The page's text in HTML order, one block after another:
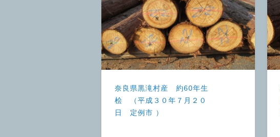
奈良県黒滝村産 約60年生
桧 （平成３０年７月２０
日 定例市 ）